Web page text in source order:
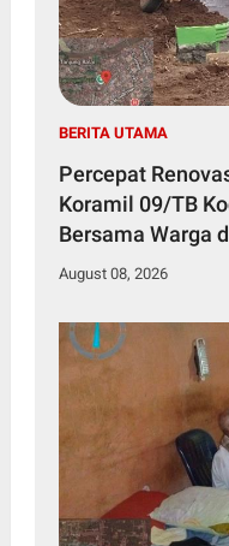
BERITA UTAMA
Percepat
Koramil 09/TB
Bersama Warga
Gelar Gotong
August 08, 2026